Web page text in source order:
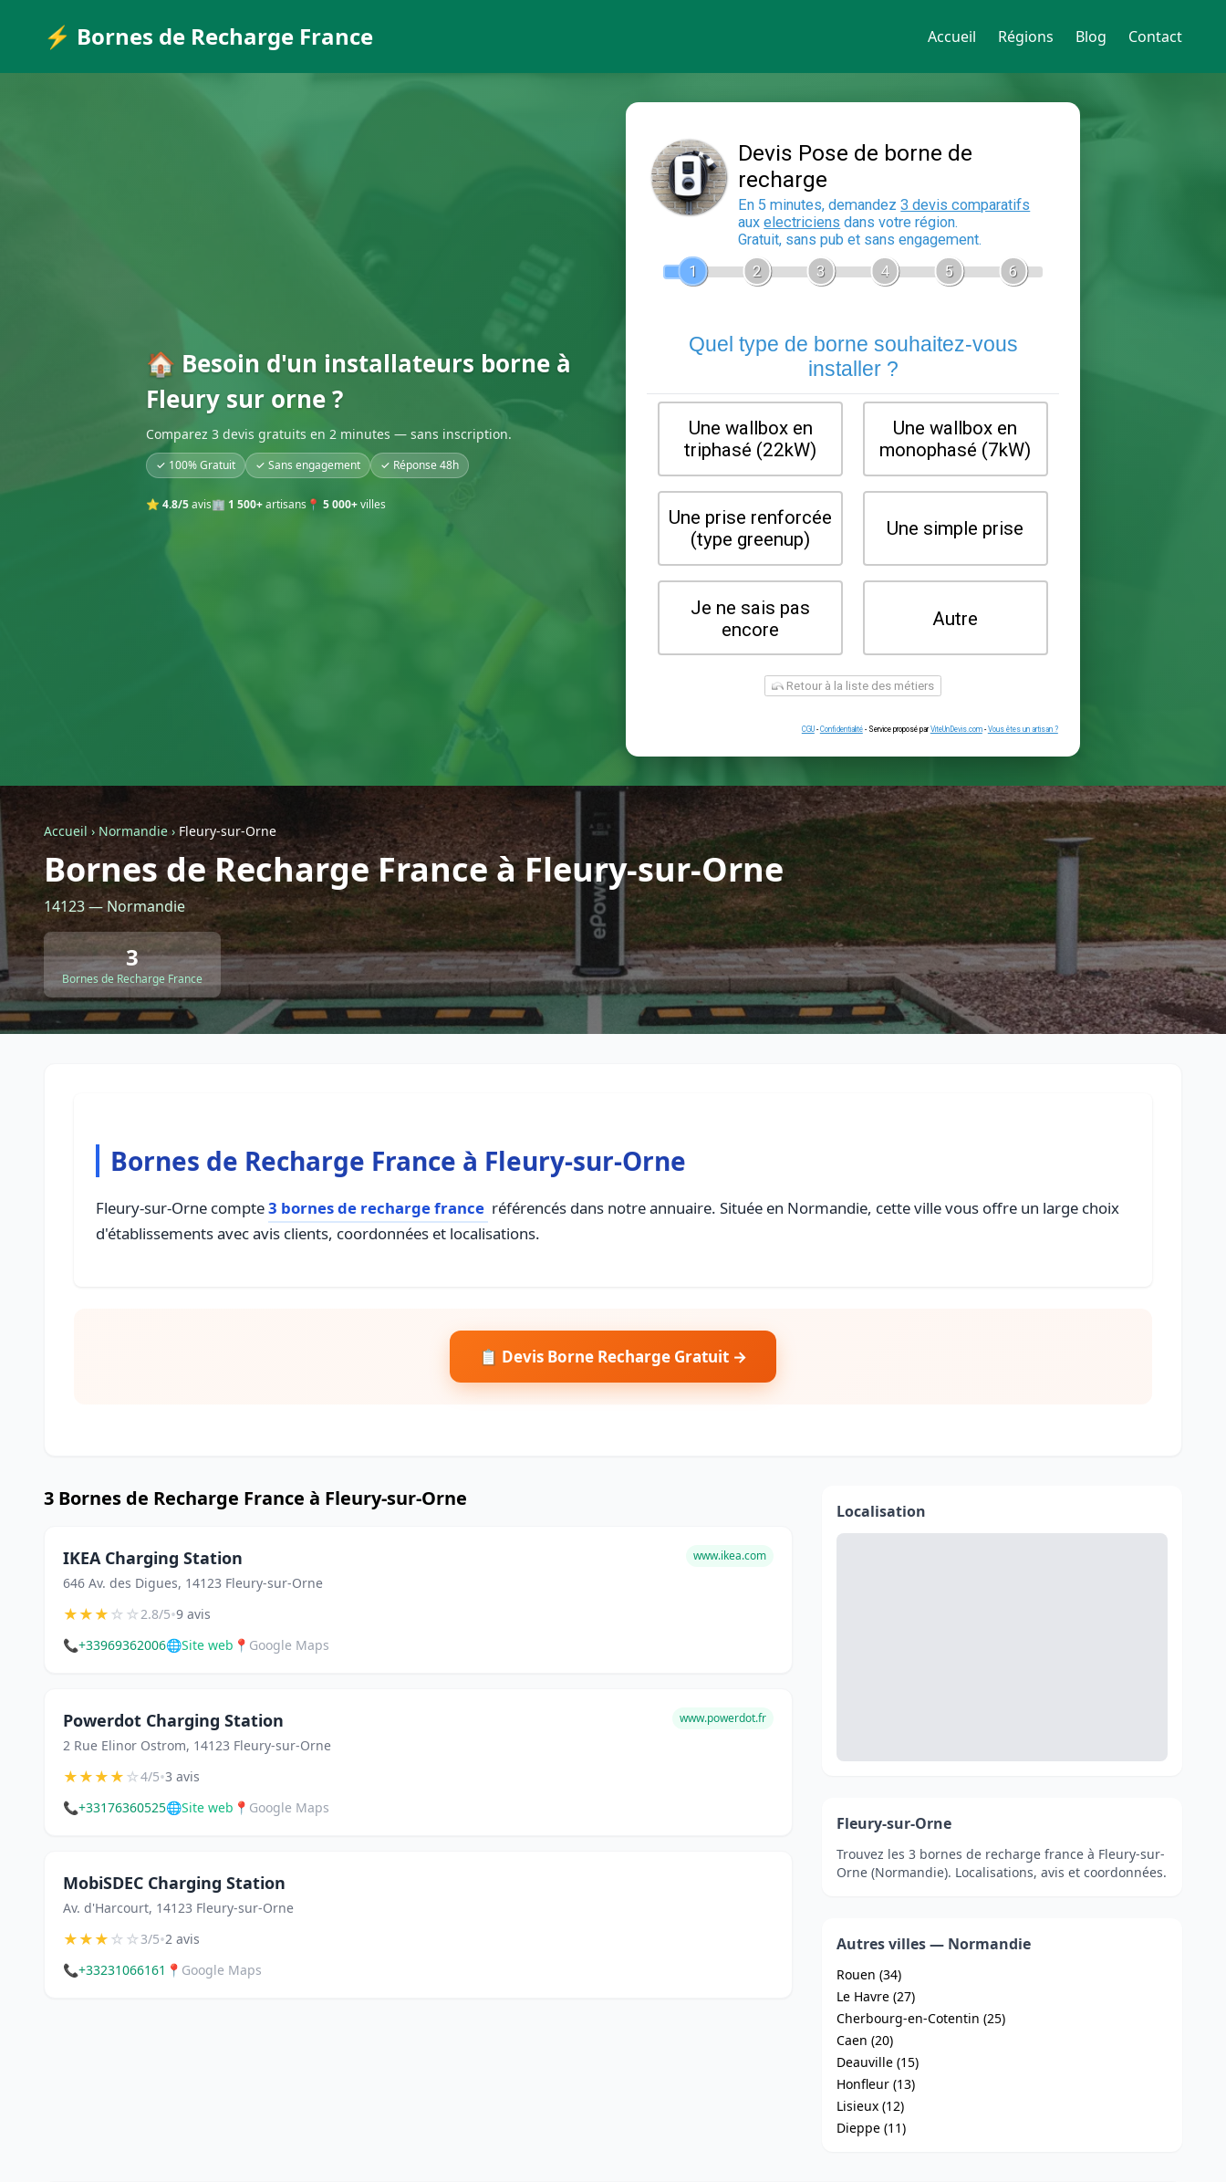
⚡ Bornes de Recharge France Accueil Régions Blog Contact
🏠 Besoin d'un installateurs borne à
Fleury sur orne ?
Comparez 3 devis gratuits en 2 minutes — sans inscription.
✓ 100% Gratuit ✓ Sans engagement ✓ Réponse 48h
⭐ 4.8/5avis🏢 1 500+artisans 📍 5 000+villes
recharge
En 5 minutes, demandez
auxelectriciensdans votre région.
Gratuit, sans pub et sans engagement.
Quel type de borne souhaitez-
installer ?
Une wallbox en
Une prise renforcée
(type greenup)
Je ne sais pas
Retour à la liste des métiers
Confidentialité - Service proposé par ViteUnDevis.com-
Accueil › Normandie ›Fleury-sur-Orne
Bornes de Recharge France à Fleury-sur-Orne
14123 — Normandie
3
Bornes de Recharge France
Bornes de Recharge France à Fleury-sur-Orne
Fleury-sur-Orne compte3 bornes de recharge france référencés dans notre annuaire. Située en Normandie, cette ville vous offre un large choix
d'établissements avec avis clients, coordonnées et localisations.
📋 Devis Borne Recharge Gratuit →
3 Bornes de Recharge France à Fleury-sur-Orne
IKEA Charging Station
646 Av. des Digues, 14123 Fleury-sur-Orne
www.ikea.com
★★★☆☆2.8/5•9 avis
📞+33969362006🌐Site web 📍 Google Maps
Powerdot Charging Station
2 Rue Elinor Ostrom, 14123 Fleury-sur-Orne
www.powerdot.fr
★★★★☆4/5•3 avis
📞+33176360525🌐Site web 📍 Google Maps
MobiSDEC Charging Station
Av. d'Harcourt, 14123 Fleury-sur-Orne
★★★☆☆3/5•2 avis
📞+33231066161 📍 Google Maps
Localisation
Fleury-sur-Orne
Trouvez les 3 bornes de recharge france à Fleury-sur-
Orne (Normandie). Localisations, avis et coordonnées.
Autres villes — Normandie
Rouen (34)
Le Havre (27)
Cherbourg-en-Cotentin (25)
Caen (20)
Deauville (15)
Honfleur (13)
Lisieux (12)
Dieppe (11)